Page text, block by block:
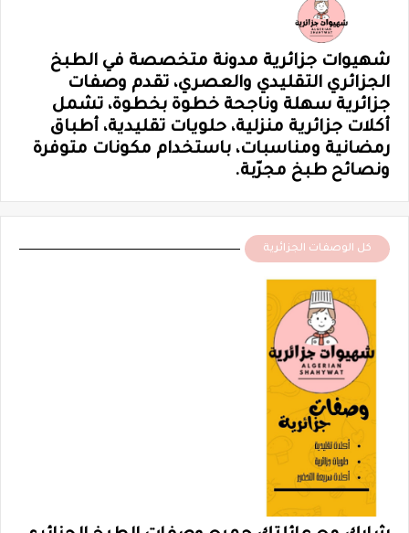
شهيوات جزائرية مدونة متخصصة في الطبخ
الجزائري التقليدي والعصري، تقدم وصفات
جزائرية سهلة وناجحة خطوة بخطوة، تشمل
أكلات جزائرية منزلية، حلويات تقليدية، أطباق
رمضانية ومناسبات، باستخدام مكونات متوفرة
ونصائح طبخ مجرّبة.
كل الوصفات الجزائرية